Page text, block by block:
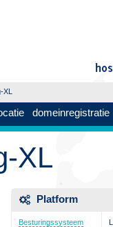
domeinregistratie
XL
Platform
Besturingssysteem